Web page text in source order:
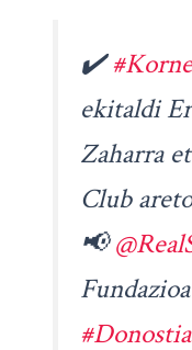
✔️
ekitaldi
Zaharra
Club
📢
#Donostia